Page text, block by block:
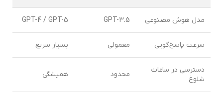
مدل هوش مصنوعی GPT-3.5
GPT-4 / GPT-5
سرعت پاسخ‌گویی معمولی بسیار سریع
دسترسی در ساعات
شلوغ
محدود همیشگی